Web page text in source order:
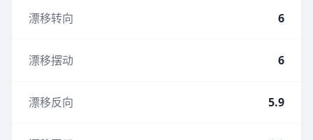
漂移转向 6
漂移摆动 6
漂移反向 5.9